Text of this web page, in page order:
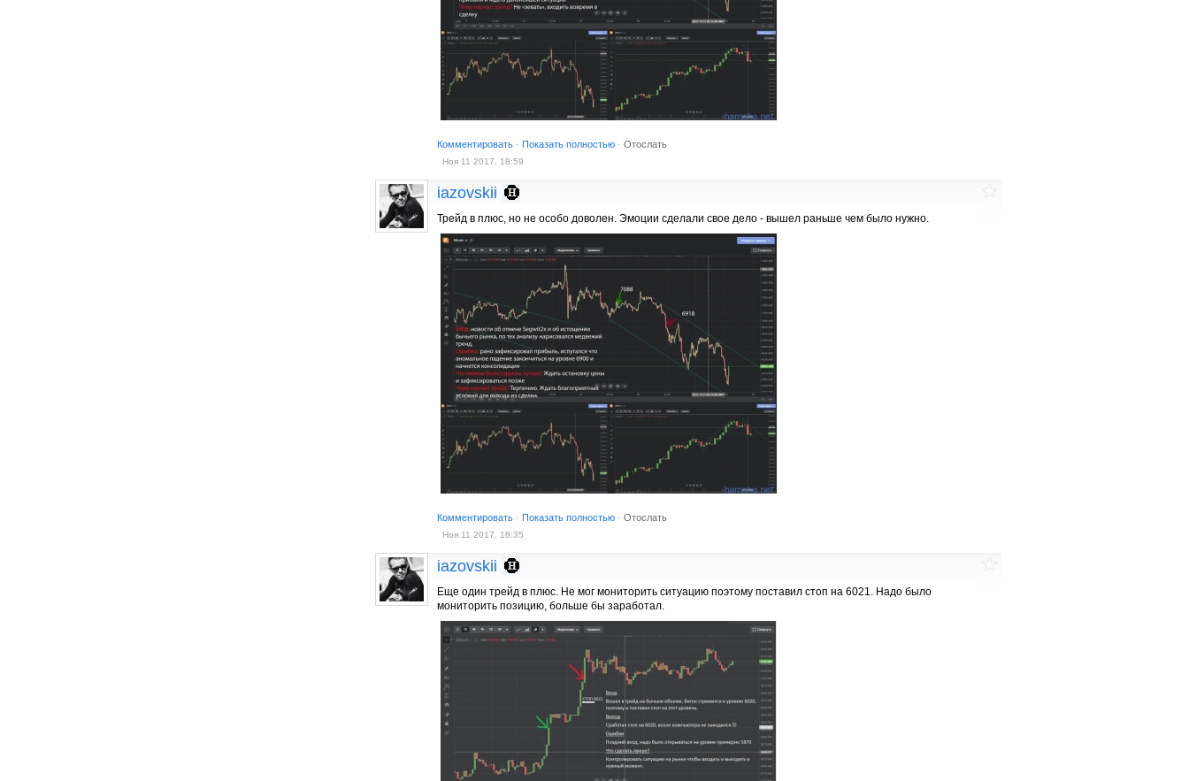
Комментировать · Показать полностью · Отослать
Ноя 11 2017, 18:59
iazovskii
Трейд в плюс, но не особо доволен. Эмоции сделали свое дело - вышел раньше чем было нужно.
Комментировать · Показать полностью · Отослать
Ноя 11 2017, 18:35
iazovskii
Еще один трейд в плюс. Не мог мониторить ситуацию поэтому поставил стоп на 6021. Надо было
мониторить позицию, больше бы заработал.